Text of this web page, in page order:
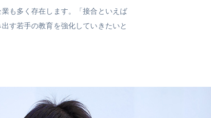
も多く存在します。「接合といえば
す若手の教育を強化していきたいと